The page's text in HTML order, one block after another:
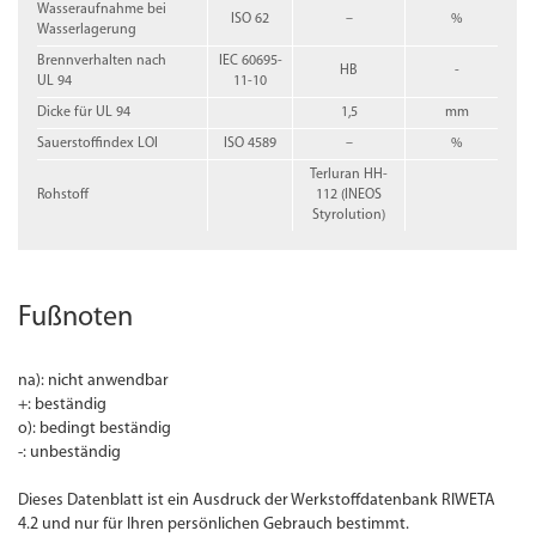
Wasseraufnahme bei
Wasserlagerung
ISO 62 – %
Brennverhalten nach
UL 94
IEC 60695-
11-10
HB -
Dicke für UL 94 1,5 mm
Sauerstoffindex LOI ISO 4589 – %
Rohstoff
Terluran HH-
112 (INEOS
Styrolution)
Fußnoten
na): nicht anwendbar
+: beständig
o): bedingt beständig
-: unbeständig
Dieses Datenblatt ist ein Ausdruck der Werkstoffdatenbank RIWETA
4.2 und nur für Ihren persönlichen Gebrauch bestimmt.